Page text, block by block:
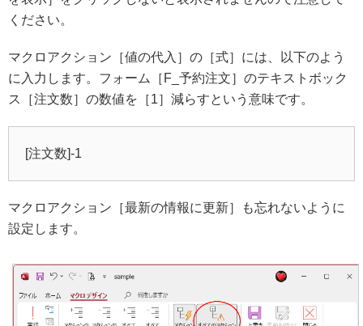
ください。
マクロアクション［値の代入］の［式］には、以下のよう
に入力します。フォーム［F_予約注文］のテキストボック
ス［注文数］の数値を［1］減らすという意味です。
[注文数]-1
マクロアクション［最新の情報に更新］も忘れないように
設定します。